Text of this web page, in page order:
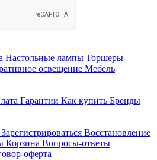
Настольные лампы Торшеры
освещение Мебель
Гарантии Как купить Бренды
Зарегистрироваться Восстановление
Корзина Вопросы-ответы
оферта